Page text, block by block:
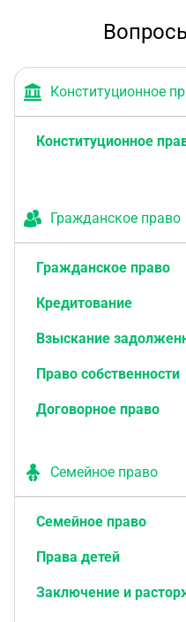
Конституционное
Конституционное
Гражданское право
Гражданское право
Кредитование
Взыскание
Право собственности
Договорное право
Семейное право
Семейное право
Права детей
Заключение и